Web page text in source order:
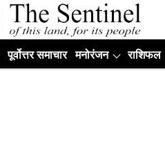
पूर्वोत्तर समाचार मनोरंजन राशिफल